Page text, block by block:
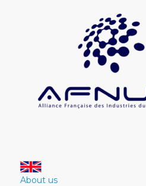
About us